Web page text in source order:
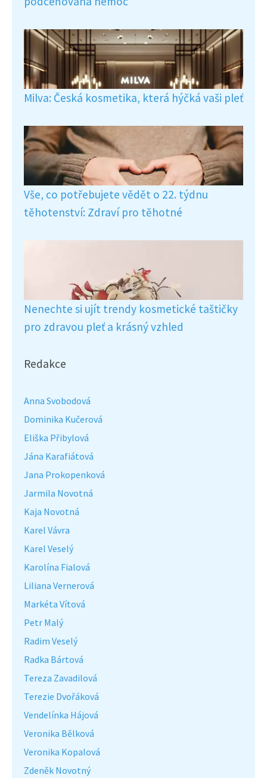
Milva: Česká kosmetika, která hýčká vaši pleť
Vše, co potřebujete vědět o 22. týdnu
těhotenství: Zdraví pro těhotné
Nenechte si ujít trendy kosmetické taštičky
pro zdravou pleť a krásný vzhled
Redakce
Anna Svobodová
Dominika Kučerová
Eliška Přibylová
Jána Karafiátová
Jana Prokopenková
Jarmila Novotná
Kaja Novotná
Karel Vávra
Karel Veselý
Karolína Fialová
Liliana Vernerová
Markéta Vítová
Petr Malý
Radim Veselý
Radka Bártová
Tereza Zavadilová
Terezie Dvořáková
Vendelínka Hájová
Veronika Bělková
Veronika Kopalová
Zdeněk Novotný